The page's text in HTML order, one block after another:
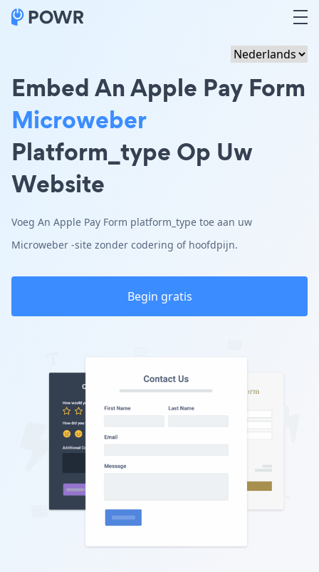
Embed An Apple Pay Form
Microweber
Platform_type Op Uw
Website
Voeg An Apple Pay Form platform_type toe aan uw
Microweber -site zonder codering of hoofdpijn.
Begin gratis